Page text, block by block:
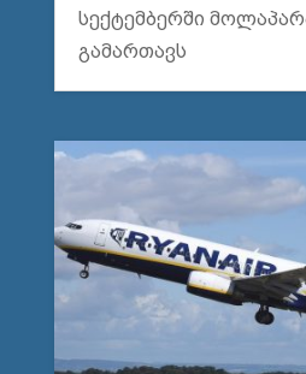
სექტემბერში
გამართავს